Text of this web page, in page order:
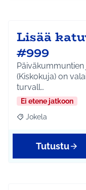
Lisää
#999
(Kiskokuja) on
turvall…
Ei etene jatkoon
Rajaa tulokset
Jokela
Tutustu